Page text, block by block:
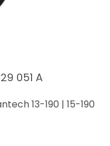
051 A
13-190 | 15-190